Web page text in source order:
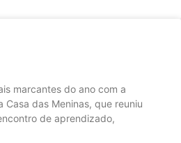
marcantes do ano com a
das Meninas, que reuniu
de aprendizado,